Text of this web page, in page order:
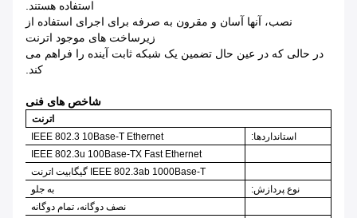
استفاده هستند.
نصب، آنها آسان و مقرون به صرفه برای اجرای استفاده از
زیرساخت های موجود اترنت
در حالی که در عین حال تضمین یک شبکه ثابت آینده را فراهم می
کند.
شاخص های فنی
اترنت
استانداردها:
IEEE 802.3 10Base-T Ethernet
IEEE 802.3u 100Base-TX Fast Ethernet
IEEE 802.3ab 1000Base-T گیگابیت اترنت
نوع پردازش:
به جلو
نصف دوگانه، تمام دوگانه